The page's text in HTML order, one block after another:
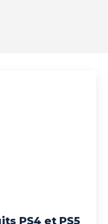
PS4 et PS5